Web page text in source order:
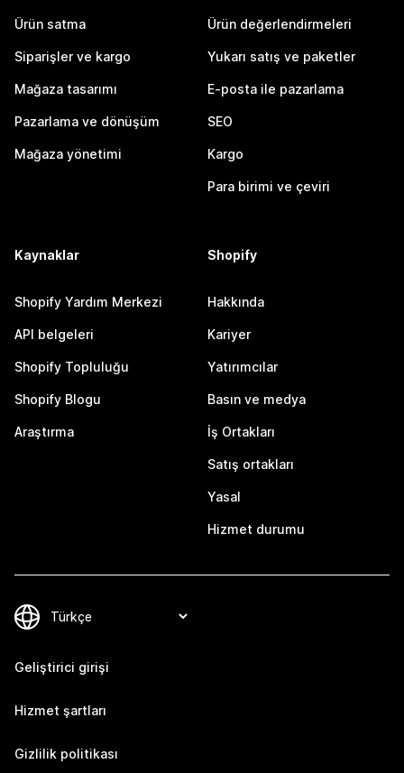
Ürün satma
Siparişler ve kargo
Mağaza tasarımı
Pazarlama ve dönüşüm
Mağaza yönetimi
Ürün değerlendirmeleri
Yukarı satış ve paketler
E-posta ile pazarlama
SEO
Kargo
Para birimi ve çeviri
Kaynaklar
Shopify Yardım Merkezi
API belgeleri
Shopify Topluluğu
Shopify Blogu
Araştırma
Shopify
Hakkında
Kariyer
Yatırımcılar
Basın ve medya
İş Ortakları
Satış ortakları
Yasal
Hizmet durumu
Geliştirici girişi
Hizmet şartları
Gizlilik politikası